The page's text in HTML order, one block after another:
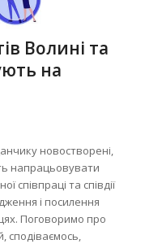
Волині та
на
новостворені,
напрацьовувати
співпраці та співдії
і посилення
Поговоримо про
сподіваємось,